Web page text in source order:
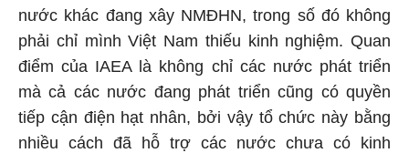
nước khác đang xây NMĐHN, trong số đó không
phải chỉ mình Việt Nam thiếu kinh nghiệm. Quan
điểm của IAEA là không chỉ các nước phát triển
mà cả các nước đang phát triển cũng có quyền
tiếp cận điện hạt nhân, bởi vậy tổ chức này bằng
nhiều cách đã hỗ trợ các nước chưa có kinh